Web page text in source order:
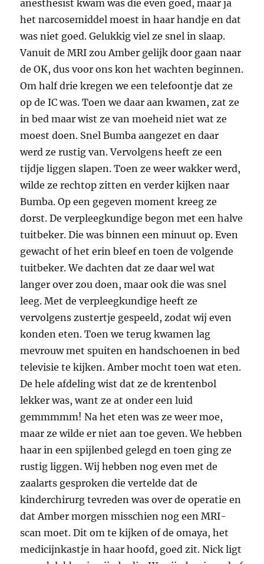
anesthesist kwam was die even goed, maar ja
het narcosemiddel moest in haar handje en dat
was niet goed. Gelukkig viel ze snel in slaap.
Vanuit de MRI zou Amber gelijk door gaan naar
de OK, dus voor ons kon het wachten beginnen.
Om half drie kregen we een telefoontje dat ze
op de IC was. Toen we daar aan kwamen, zat ze
in bed maar wist ze van moeheid niet wat ze
moest doen. Snel Bumba aangezet en daar
werd ze rustig van. Vervolgens heeft ze een
tijdje liggen slapen. Toen ze weer wakker werd,
wilde ze rechtop zitten en verder kijken naar
Bumba. Op een gegeven moment kreeg ze
dorst. De verpleegkundige begon met een halve
tuitbeker. Die was binnen een minuut op. Even
gewacht of het erin bleef en toen de volgende
tuitbeker. We dachten dat ze daar wel wat
langer over zou doen, maar ook die was snel
leeg. Met de verpleegkundige heeft ze
vervolgens zustertje gespeeld, zodat wij even
konden eten. Toen we terug kwamen lag
mevrouw met spuiten en handschoenen in bed
televisie te kijken. Amber mocht toen wat eten.
De hele afdeling wist dat ze de krentenbol
lekker was, want ze at onder een luid
gemmmmm! Na het eten was ze weer moe,
maar ze wilde er niet aan toe geven. We hebben
haar in een spijlenbed gelegd en toen ging ze
rustig liggen. Wij hebben nog even met de
zaalarts gesproken die vertelde dat de
kinderchirurg tevreden was over de operatie en
dat Amber morgen misschien nog een MRI-
scan moet. Dit om te kijken of de omaya, het
medicijnkastje in haar hoofd, goed zit. Nick ligt